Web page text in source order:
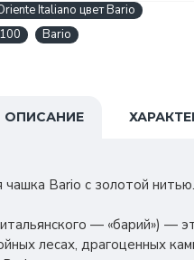
Italiano цвет Bario
Bario
ОПИСАНИЕ
Bario с золотой
— «барий») —
лесах, драгоценных